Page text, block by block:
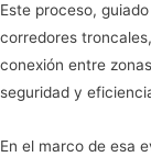
Este proceso,
corredores
conexión entre
seguridad y
En el marco de esa